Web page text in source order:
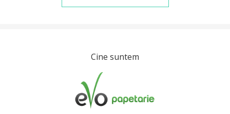
Cine suntem